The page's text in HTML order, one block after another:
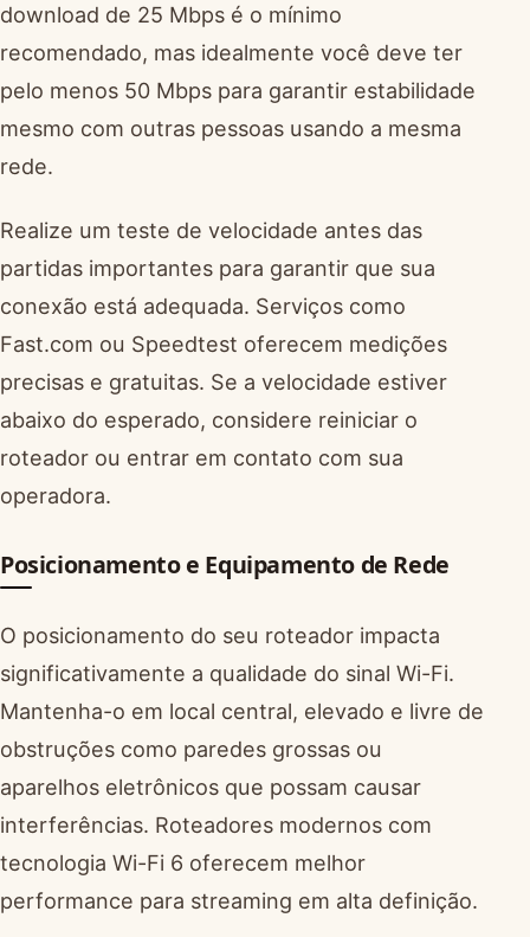
download de 25 Mbps é o mínimo
recomendado, mas idealmente você deve ter
pelo menos 50 Mbps para garantir estabilidade
mesmo com outras pessoas usando a mesma
rede.
Realize um teste de velocidade antes das
partidas importantes para garantir que sua
conexão está adequada. Serviços como
Fast.com ou Speedtest oferecem medições
precisas e gratuitas. Se a velocidade estiver
abaixo do esperado, considere reiniciar o
roteador ou entrar em contato com sua
operadora.
Posicionamento e Equipamento de Rede
O posicionamento do seu roteador impacta
significativamente a qualidade do sinal Wi-Fi.
Mantenha-o em local central, elevado e livre de
obstruções como paredes grossas ou
aparelhos eletrônicos que possam causar
interferências. Roteadores modernos com
tecnologia Wi-Fi 6 oferecem melhor
performance para streaming em alta definição.